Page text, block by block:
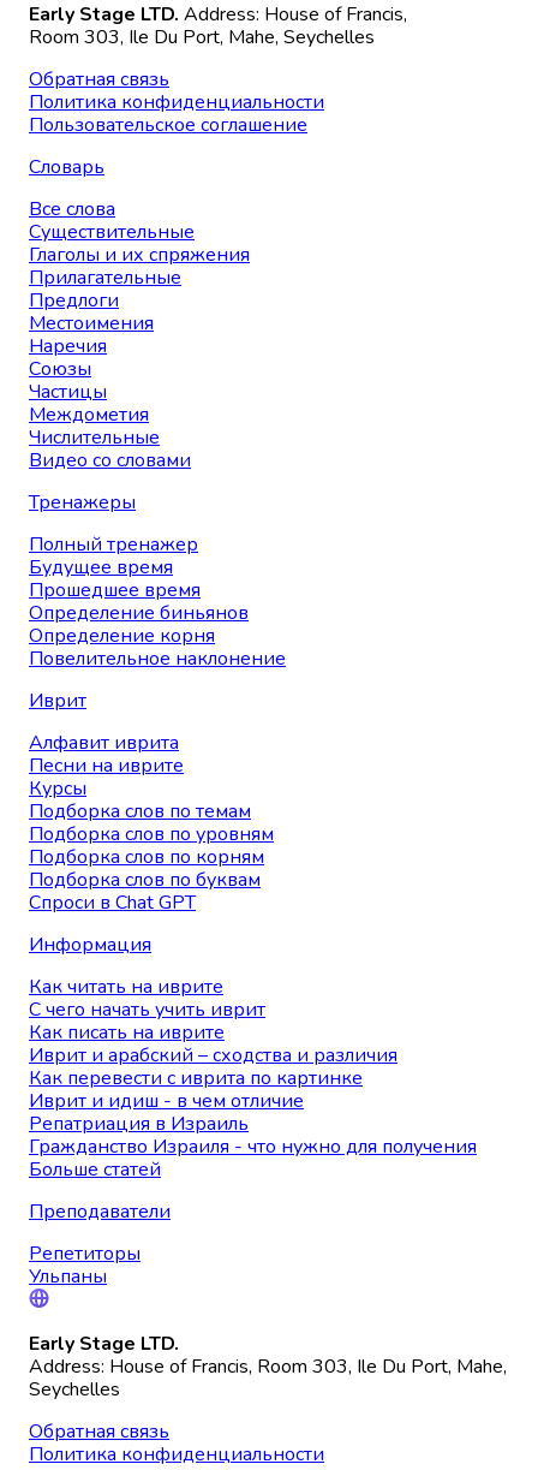
Early Stage LTD. Address: House of Francis,
Room 303, Ile Du Port, Mahe, Seychelles
Обратная связь
Политика конфиденциальности
Пользовательское соглашение
Словарь
Все слова
Существительные
Глаголы и их спряжения
Прилагательные
Предлоги
Местоимения
Наречия
Союзы
Частицы
Междометия
Числительные
Видео со словами
Тренажеры
Полный тренажер
Будущее время
Прошедшее время
Определение биньянов
Определение корня
Повелительное наклонение
Иврит
Алфавит иврита
Песни на иврите
Курсы
Подборка слов по темам
Подборка слов по уровням
Подборка слов по корням
Подборка слов по буквам
Спроси в Chat GPT
Информация
Как читать на иврите
С чего начать учить иврит
Как писать на иврите
Иврит и арабский – сходства и различия
Как перевести с иврита по картинке
Иврит и идиш - в чем отличие
Репатриация в Израиль
Гражданство Израиля - что нужно для получения
Больше статей
Преподаватели
Репетиторы
Ульпаны
Early Stage LTD.
Address: House of Francis, Room 303, Ile Du Port, Mahe,
Seychelles
Обратная связь
Политика конфиденциальности